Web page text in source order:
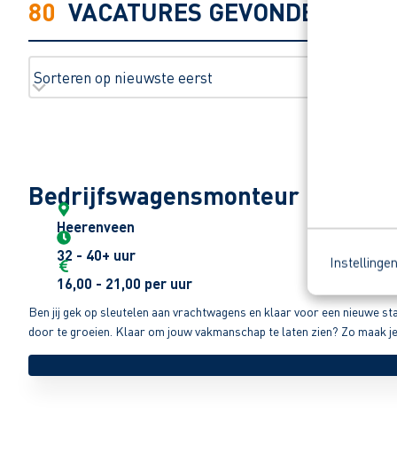
Instellingen
80 VACATURES GEVONDEN
Bedrijfswagensmonteur
Heerenveen
32 - 40+ uur
16,00 - 21,00 per uur
Ben jij gek op sleutelen aan vrachtwagens en klaar voor een nieuwe
door te groeien. Klaar om jouw vakmanschap te laten zien? Zo maak